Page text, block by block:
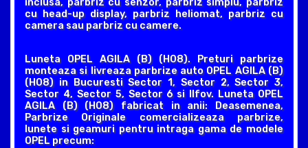
inclusa, parbriz cu senzor, parbriz simplu, parbriz
cu head-up display, parbriz heliomat, parbriz cu
camera sau parbriz cu camere.
Luneta OPEL AGILA (B) (H08). Preturi parbrize
monteaza si livreaza parbrize auto OPEL AGILA (B)
(H08) in Bucuresti Sector 1, Sector 2, Sector 3,
Sector 4, Sector 5, Sector 6 si Ilfov. Luneta OPEL
AGILA (B) (H08) fabricat in anii: Deasemenea,
Parbrize Originale comercializeaza parbrize,
lunete si geamuri pentru intraga gama de modele
OPEL precum: